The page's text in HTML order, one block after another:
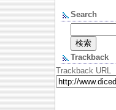
Search
Trackback
Trackback URL